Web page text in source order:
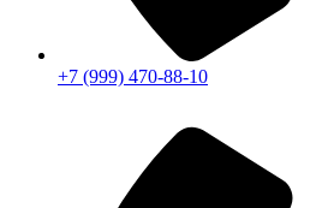
+7 (999) 470-88-10